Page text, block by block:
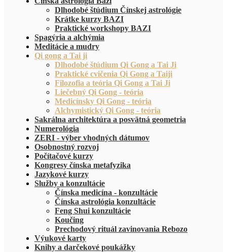
Dlhodobé štúdium Čínskej astrológie
Krátke kurzy BAZI
Praktické workshopy BAZI
Spagýria a alchýmia
Meditácie a mudry
Qi gong a Tai ji
Dlhodobé štúdium Qi Gong a Tai Ji
Praktické cvičenia Qi Gong a Taiji
Filozofia a teória Qi Gong a Tai Ji
Liečebný Qi Gong - teória
Medicínsky Qi Gong - teória
Alchymistický Qi Gong - teória
Sakrálna architektúra a posvätná geometria
Numerológia
ZERI - výber vhodných dátumov
Osobnostný rozvoj
Počítačové kurzy
Kongresy čínska metafyzika
Jazykové kurzy
Služby a konzultácie
Čínska medicína - konzultácie
Čínska astrológia konzultácie
Feng Shui konzultácie
Koučing
Prechodový rituál zavinovania Rebozo
Výukové karty
Knihy a darčekové poukážky